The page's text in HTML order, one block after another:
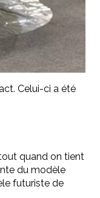
Celui-ci a été
quand on tient
du modèle
futuriste de